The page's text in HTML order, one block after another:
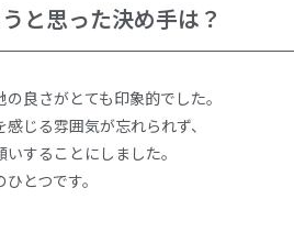
と思った決め手は？
良さがとても印象的でした。
じる雰囲気が忘れられず、
することにしました。
とつです。